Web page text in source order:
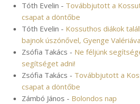
Tóth Evelin - Továbbjutott a
csapat a döntőbe
Tóth Evelin - Kossuthos diákok
bajnok úszónővel, Gyenge
Zsófia Takács - Ne féljünk
segítséget adni!
Zsófia Takács - Továbbjutott a
csapat a döntőbe
Zámbó János - Bolondos nap